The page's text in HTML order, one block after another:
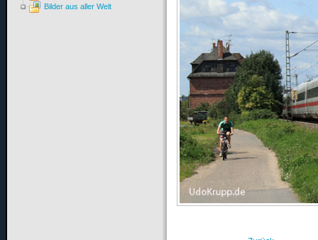
Bilder aus aller Welt